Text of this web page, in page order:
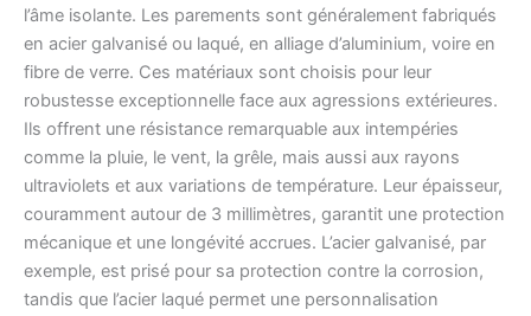
l’âme isolante. Les parements sont généralement fabriqués
en acier galvanisé ou laqué, en alliage d’aluminium, voire en
fibre de verre. Ces matériaux sont choisis pour leur
robustesse exceptionnelle face aux agressions extérieures.
Ils offrent une résistance remarquable aux intempéries
comme la pluie, le vent, la grêle, mais aussi aux rayons
ultraviolets et aux variations de température. Leur épaisseur,
couramment autour de 3 millimètres, garantit une protection
mécanique et une longévité accrues. L’acier galvanisé, par
exemple, est prisé pour sa protection contre la corrosion,
tandis que l’acier laqué permet une personnalisation